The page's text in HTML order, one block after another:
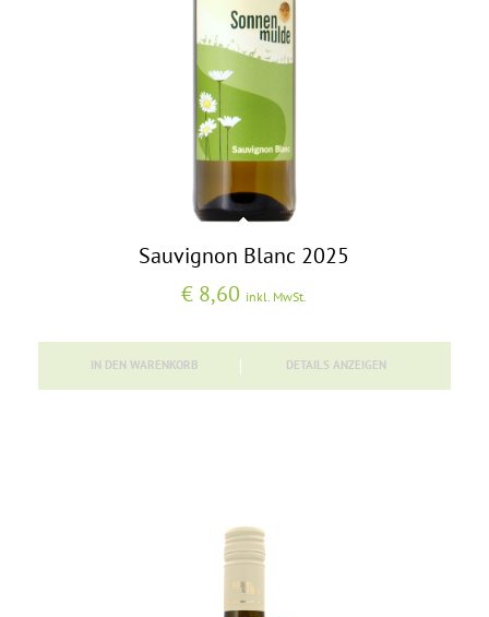
Sauvignon Blanc 2025
€ 8,60 inkl. MwSt.
IN DEN WARENKORB DETAILS ANZEIGEN